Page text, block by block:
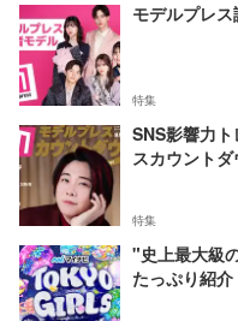
モデルプレ
特集
SNS影響力
スカウントダ
特集
"史上最大級
たっぷり紹介